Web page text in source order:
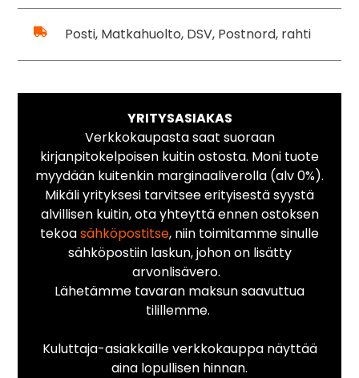
Posti, Matkahuolto, DSV, Postnord, rahti
YRITYSASIAKAS
Verkkokaupasta saat suoraan
kirjanpitokelpoisen kuitin ostosta. Moni tuote
myydään kuitenkin marginaaliverolla (alv 0%).
Mikäli yrityksesi tarvitsee erityisestä syystä
alvillisen kuitin, ota yhteyttä ennen ostoksen
tekoasähköpostitse, niin toimitamme sinulle
sähköpostiin laskun, johon on lisätty
arvonlisävero.
Lähetämme tavaran maksun saavuttua
tilillemme.
Kuluttaja-asiakkaille verkkokauppa näyttää
aina lopullisen hinnan.